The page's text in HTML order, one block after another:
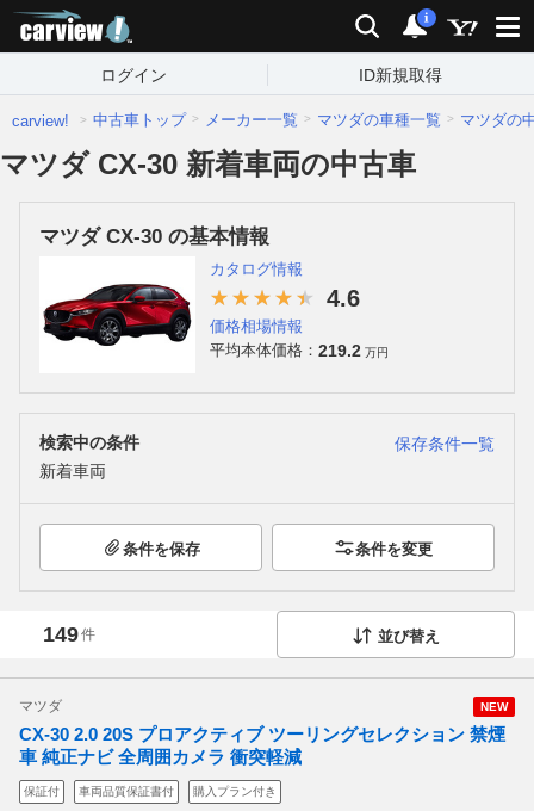
検索 通知
i
ログイン ID新規取得
carview! 中古車トップ メーカー一覧 マツダの車種一覧 マツダの
マツダ CX-30 新着車両の中古車
マツダ CX-30 の基本情報
カタログ情報
4.6
価格相場情報
平均本体価格： 219.2 万円
検索中の条件
保存条件一覧
新着車両
条件を保存 条件を変更
149件 並び替え
NEW
マツダ
CX-30 2.0 20S プロアクティブ ツーリングセレクション 禁煙
車 純正ナビ 全周囲カメラ 衝突軽減
保証付 車両品質保証書付 購入プラン付き